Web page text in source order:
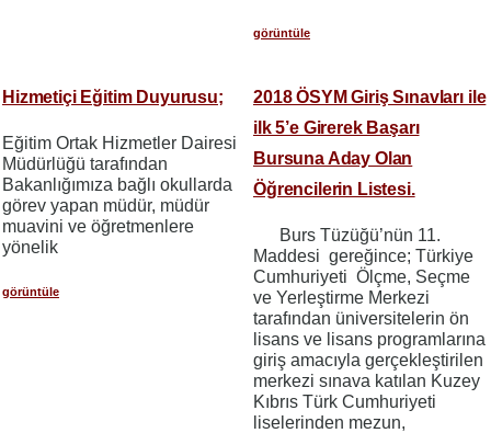
görüntüle
Hizmetiçi Eğitim Duyurusu;
Eğitim Ortak Hizmetler Dairesi
Müdürlüğü tarafından
Bakanlığımıza bağlı okullarda
görev yapan müdür, müdür
muavini ve öğretmenlere
yönelik
görüntüle
2018 ÖSYM Giriş Sınavları ile
ilk 5’e Girerek Başarı
Bursuna Aday Olan
Öğrencilerin Listesi.
Burs Tüzüğü’nün 11.
Maddesi gereğince; Türkiye
Cumhuriyeti Ölçme, Seçme
ve Yerleştirme Merkezi
tarafından üniversitelerin ön
lisans ve lisans programlarına
giriş amacıyla gerçekleştirilen
merkezi sınava katılan Kuzey
Kıbrıs Türk Cumhuriyeti
liselerinden mezun,